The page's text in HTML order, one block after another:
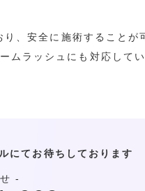
、安全に施術することが
ムラッシュにも対応してい
にて お待ちしております
せ -